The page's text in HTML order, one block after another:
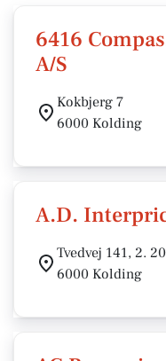
6416
A/S
Kokbjerg 7
6000 Kolding
A.D.
Tvedvej 141, 2.
6000 Kolding